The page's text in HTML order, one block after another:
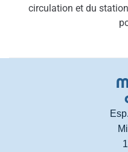
circulation et du